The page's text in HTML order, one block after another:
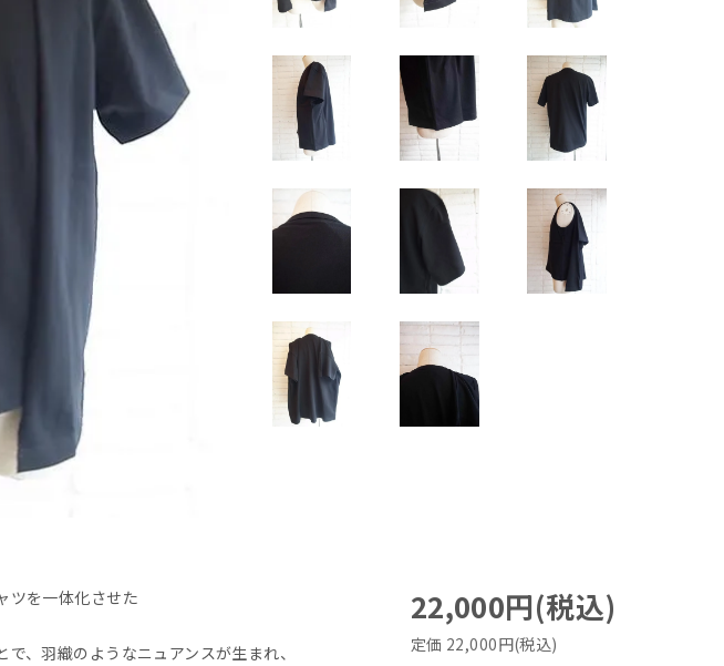
ツを一体化させた
、羽織のようなニュアンスが生まれ、
22,000円(税込)
定価 22,000円(税込)